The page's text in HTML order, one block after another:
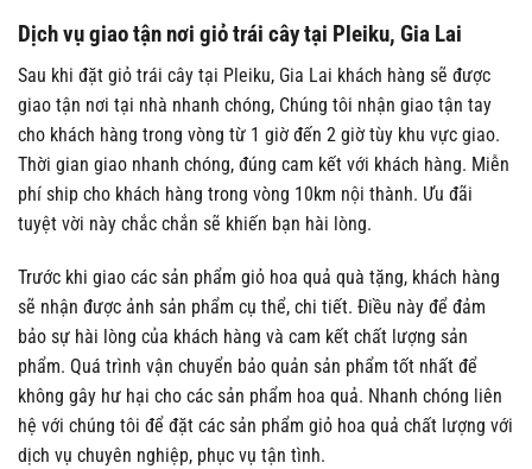
Dịch vụ giao tận nơi giỏ trái cây tại Pleiku, Gia Lai
Sau khi đặt giỏ trái cây tại Pleiku, Gia Lai khách hàng sẽ được
giao tận nơi tại nhà nhanh chóng, Chúng tôi nhận giao tận tay
cho khách hàng trong vòng từ 1 giờ đến 2 giờ tùy khu vực giao.
Thời gian giao nhanh chóng, đúng cam kết với khách hàng. Miễn
phí ship cho khách hàng trong vòng 10km nội thành. Ưu đãi
tuyệt vời này chắc chắn sẽ khiến bạn hài lòng.
Trước khi giao các sản phẩm giỏ hoa quả quà tặng, khách hàng
sẽ nhận được ảnh sản phẩm cụ thể, chi tiết. Điều này để đảm
bảo sự hài lòng của khách hàng và cam kết chất lượng sản
phẩm. Quá trình vận chuyển bảo quản sản phẩm tốt nhất để
không gây hư hại cho các sản phẩm hoa quả. Nhanh chóng liên
hệ với chúng tôi để đặt các sản phẩm giỏ hoa quả chất lượng với
dịch vụ chuyên nghiệp, phục vụ tận tình.